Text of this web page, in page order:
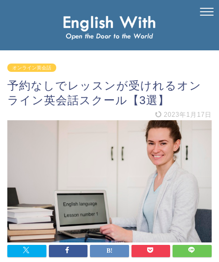
オンライン英会話
予約なしでレッスンが受けれるオン
ライン英会話スクール【3選】
2023年1月17日